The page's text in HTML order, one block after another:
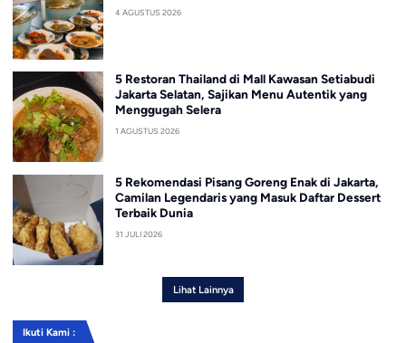
4 AGUSTUS 2026
5 Restoran Thailand di Mall Kawasan Setiabudi
Jakarta Selatan, Sajikan Menu Autentik yang
Menggugah Selera
1 AGUSTUS 2026
5 Rekomendasi Pisang Goreng Enak di Jakarta,
Camilan Legendaris yang Masuk Daftar Dessert
Terbaik Dunia
31 JULI 2026
Lihat Lainnya
Ikuti Kami :